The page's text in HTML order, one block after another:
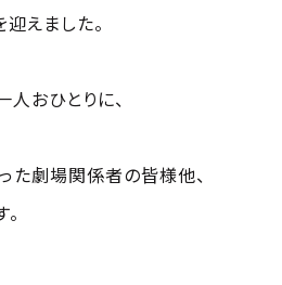
えました。
おひとりに、
た劇場関係者の皆様他、